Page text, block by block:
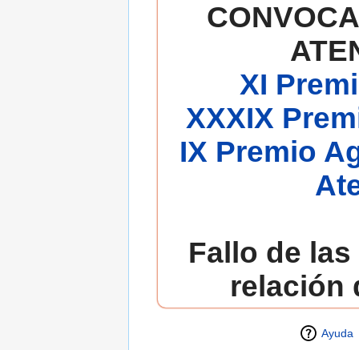
XI
XXXIX
IX Premio
Fallo de
relación
Ayuda